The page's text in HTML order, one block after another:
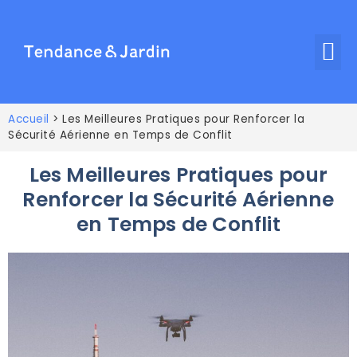
Accueil > Les Meilleures Pratiques pour Renforcer la
Sécurité Aérienne en Temps de Conflit
Les Meilleures Pratiques pour
Renforcer la Sécurité Aérienne
en Temps de Conflit